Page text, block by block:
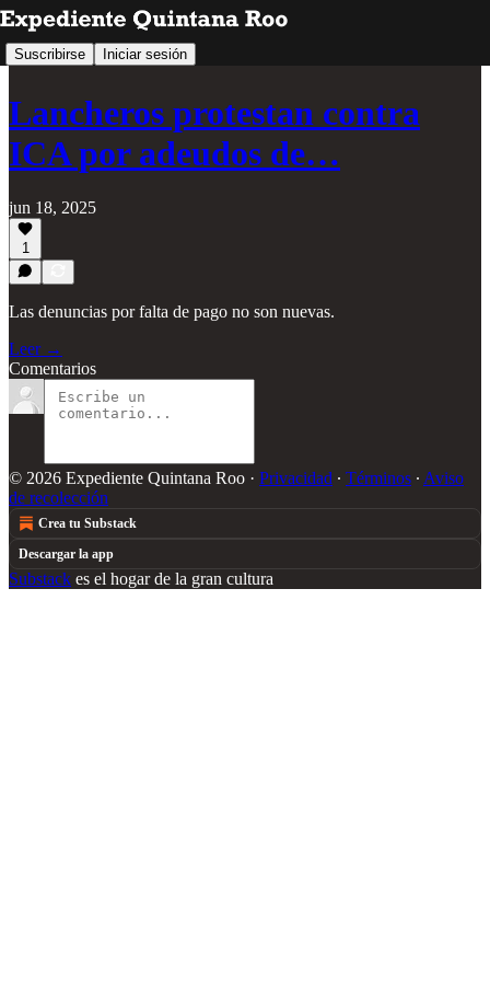
Suscribirse Iniciar sesión
Lancheros protestan contra
ICA por adeudos de…
jun 18, 2025
1
Las denuncias por falta de pago no son nuevas.
Leer →
Comentarios
© 2026 Expediente Quintana Roo · Privacidad ∙ Términos ∙ Aviso
de recolección
Crea tu Substack
Descargar la app
Substack es el hogar de la gran cultura